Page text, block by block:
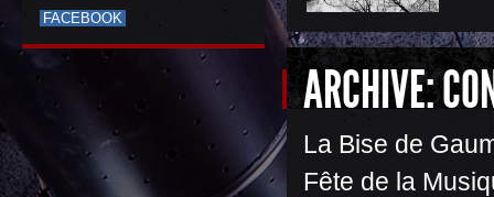
FACEBOOK
ARCHIVE:
La Bise de
Fête de la